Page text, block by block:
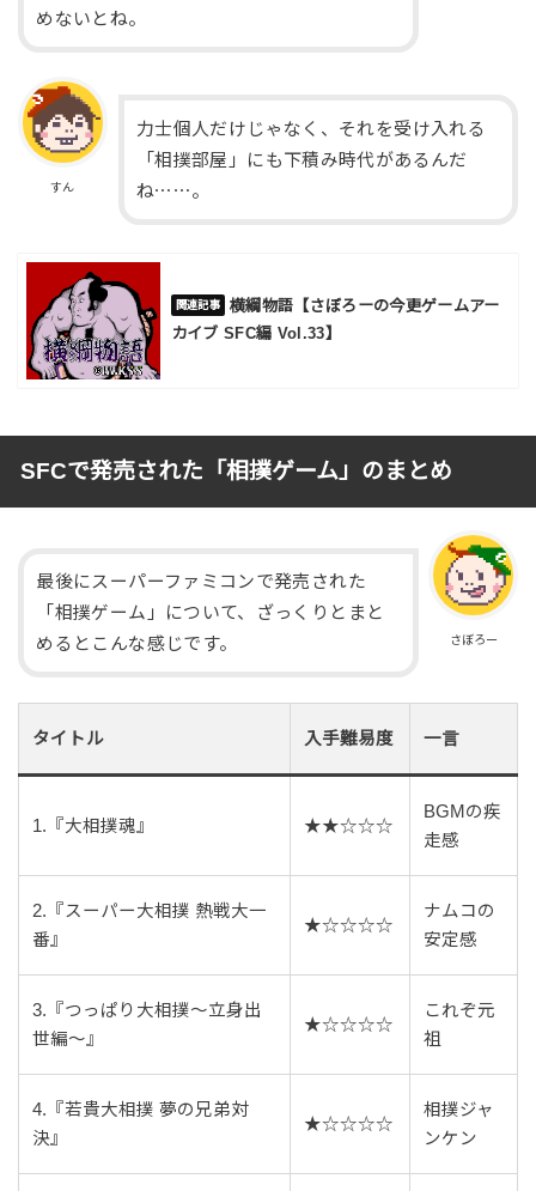
めないとね。
すん
力士個人だけじゃなく、それを受け入れる
「相撲部屋」にも下積み時代があるんだ
ね⋯⋯。
横綱物語【さぼろーの今更ゲームアー
カイブ SFC編 Vol.33】
SFCで発売された「相撲ゲーム」のまとめ
さぼろー
最後にスーパーファミコンで発売された
「相撲ゲーム」について、ざっくりとまと
めるとこんな感じです。
タイトル 入手難易度 一言
1.『大相撲魂』 ★★☆☆☆
BGMの疾
走感
2.『スーパー大相撲 熱戦大一
番』
★☆☆☆☆
ナムコの
安定感
3.『つっぱり大相撲～立身出
世編～』
★☆☆☆☆
これぞ元
祖
4.『若貴大相撲 夢の兄弟対
決』
★☆☆☆☆
相撲ジャ
ンケン